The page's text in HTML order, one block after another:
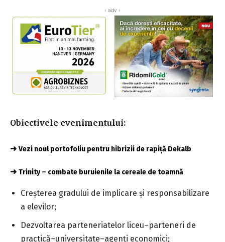
‹ adv ›
Obiectivele evenimentului:
➜ Vezi noul portofoliu pentru hibrizii de rapiță Dekalb
➜ Trinity – combate buruienile la cereale de toamnă
Creșterea gradului de implicare și responsabilizare
a elevilor;
Dezvoltarea parteneriatelor liceu–parteneri de
practică–universitate–agenți economici;